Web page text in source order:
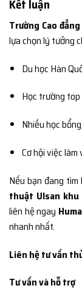
Kết luận
Trường Cao
lựa chọn lý tưởng
Du học Hàn
Học trường top
Nhiều học
Cơ hội việc
Nếu bạn đang
thuật Ulsan
liên hệ ngay
nhanh nhất.
Liên hệ tư vấn
Tư vấn và hỗ trợ